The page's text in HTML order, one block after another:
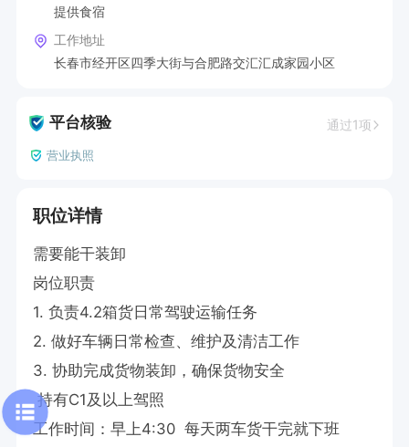
提供食宿
工作地址
长春市经开区四季大街与合肥路交汇汇成家园小区
平台核验 通过1项
营业执照
职位详情
需要能干装卸
岗位职责
1. 负责4.2箱货日常驾驶运输任务
2. 做好车辆日常检查、维护及清洁工作
3. 协助完成货物装卸，确保货物安全
持有C1及以上驾照
工作时间：早上4:30  每天两车货干完就下班